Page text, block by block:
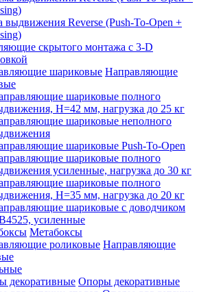
выдвижения Reverse (Push-To-Open +
скрытого монтажа с 3-D
Направляющие
шариковые полного
H=42 мм, нагрузка до 25 кг
шариковые неполного
шариковые Push-To-Open
шариковые полного
усиленные, нагрузка до 30 кг
шариковые полного
H=35 мм, нагрузка до 20 кг
шариковые с доводчиком
усиленные
Метабоксы
Направляющие
Опоры декоративные